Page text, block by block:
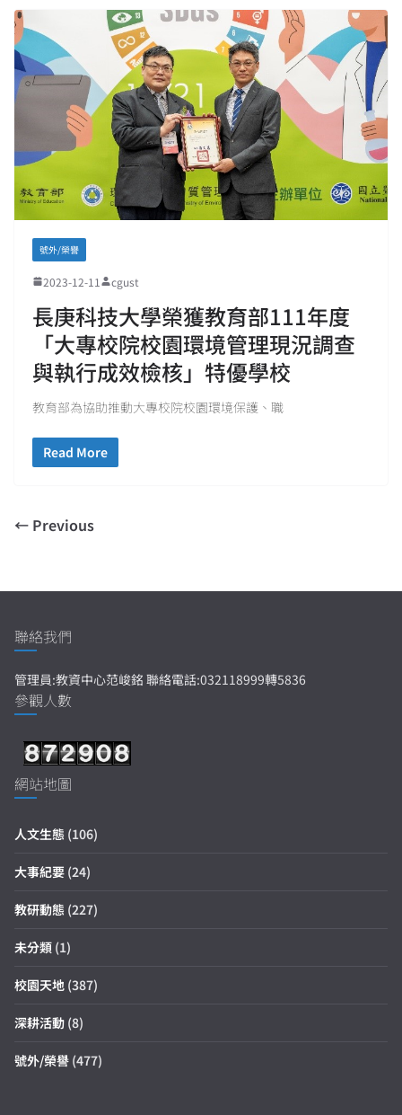
號外/榮譽
2023-12-11 cgust
長庚科技大學榮獲教育部111年度
「大專校院校園環境管理現況調查
與執行成效檢核」特優學校
教育部為協助推動大專校院校園環境保護、職
Read More
← Previous
聯絡我們
管理員:教資中心范峻銘 聯絡電話:032118999轉5836
參觀人數
網站地圖
人文生態 (106)
大事紀要 (24)
教研動態 (227)
未分類 (1)
校園天地 (387)
深耕活動 (8)
號外/榮譽 (477)